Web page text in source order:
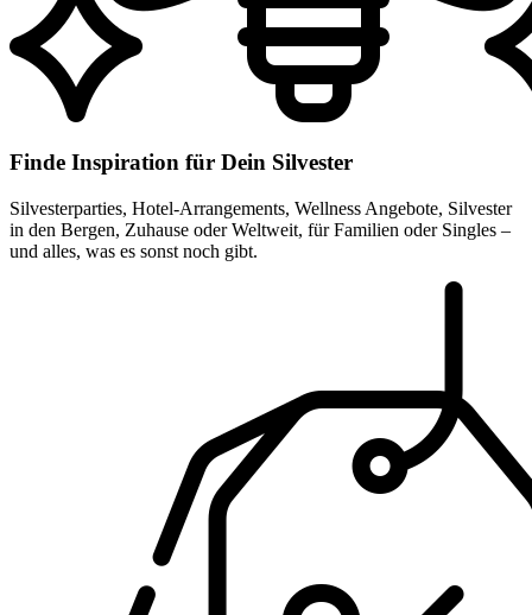
Finde Inspiration für Dein Silvester
Silvesterparties, Hotel-Arrangements, Wellness Angebote, Silvester
in den Bergen, Zuhause oder Weltweit, für Familien oder Singles –
und alles, was es sonst noch gibt.